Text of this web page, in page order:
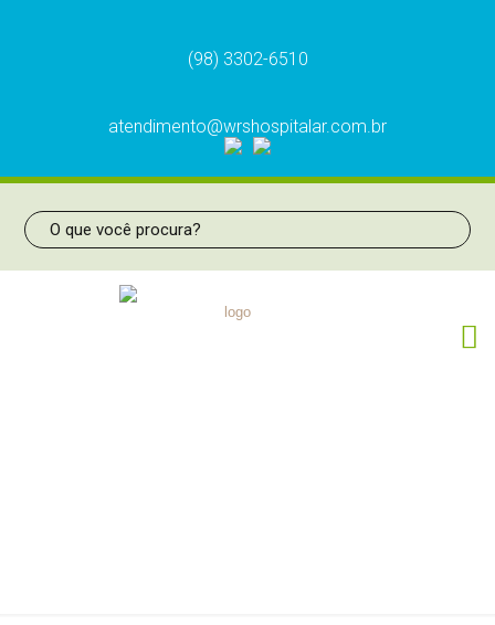
(98) 3302-6510
atendimento@wrshospitalar.com.br